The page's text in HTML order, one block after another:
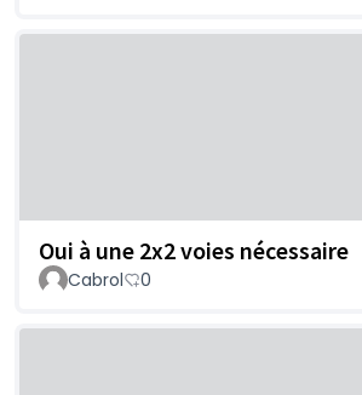
Oui à une 2x2 voies nécessaire
Cabrol 0